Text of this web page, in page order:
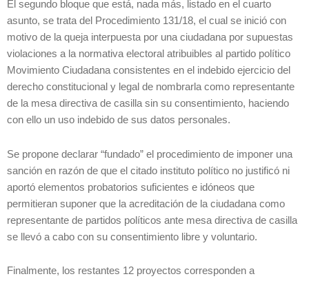
El segundo bloque que está, nada más, listado en el cuarto
asunto, se trata del Procedimiento 131/18, el cual se inició con
motivo de la queja interpuesta por una ciudadana por supuestas
violaciones a la normativa electoral atribuibles al partido político
Movimiento Ciudadana consistentes en el indebido ejercicio del
derecho constitucional y legal de nombrarla como representante
de la mesa directiva de casilla sin su consentimiento, haciendo
con ello un uso indebido de sus datos personales.
Se propone declarar “fundado” el procedimiento de imponer una
sanción en razón de que el citado instituto político no justificó ni
aportó elementos probatorios suficientes e idóneos que
permitieran suponer que la acreditación de la ciudadana como
representante de partidos políticos ante mesa directiva de casilla
se llevó a cabo con su consentimiento libre y voluntario.
Finalmente, los restantes 12 proyectos corresponden a